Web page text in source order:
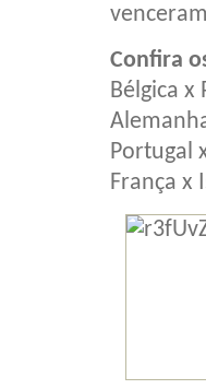
Confira
Bélgica x
Portugal
França x